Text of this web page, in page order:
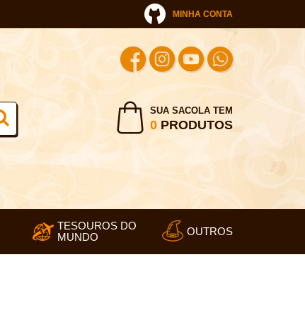
MINHA CONTA
SUA SACOLA TEM
0PRODUTOS
TESOUROS DO
MUNDO
OUTROS